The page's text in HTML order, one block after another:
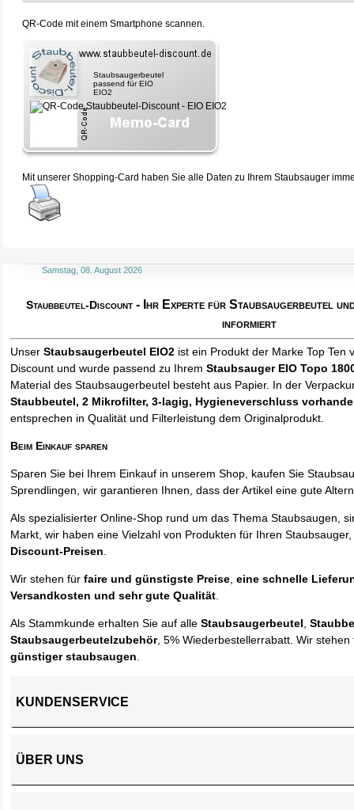
QR-Code mit einem Smartphone scannen.
Staubsaugerbeutel
passend für EIO
EIO2
Mit unserer Shopping-Card haben Sie alle Daten zu Ihrem Staubsauger
Samstag, 08. August 2026
Staubbeutel-Discount - Ihr Experte für Staubsaugerbeutel
informiert
UnserStaubsaugerbeutel EIO2 ist ein Produkt der Marke Top Ten
Discount und wurde passend zu IhremStaubsauger EIO Topo
Material des Staubsaugerbeutel besteht aus Papier. In der
Staubbeutel, 2 Mikrofilter, 3-lagig, Hygieneverschluss
entsprechen in Qualität und Filterleistung dem Originalprodukt.
Beim Einkauf sparen
Sparen Sie bei Ihrem Einkauf in unserem Shop, kaufen Sie
Sprendlingen, wir garantieren Ihnen, dass der Artikel eine gute
Als spezialisierter Online-Shop rund um das Thema Staubsaugen,
Markt, wir haben eine Vielzahl von Produkten für Ihren
Discount-Preisen.
Wir stehen fürfaire und günstigste Preise,eine schnelle
Versandkosten und sehr gute Qualität.
Als Stammkunde erhalten Sie auf alleStaubsaugerbeutel,
Staubsaugerbeutelzubehör, 5% Wiederbestellerrabatt. Wir
günstiger staubsaugen.
KUNDENSERVICE
ÜBER UNS